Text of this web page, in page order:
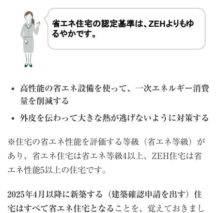
高性能の省エネ設備を使って、一次エネルギー消費
量を削減する
外皮を伝わって大きな熱が逃げないように対策する
※住宅の省エネ性能を評価する等級（省エネ等級）が
あり、省エネ住宅は省エネ等級4以上、ZEH住宅は省
エネ性能5以上の住宅です。
2025年4月以降に新築する（建築確認申請を出す）住
宅はすべて省エネ住宅となる ことを、覚えておきまし